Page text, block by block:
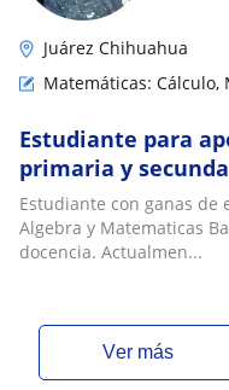
Juárez Chihuahua
Matemáticas: Cálculo,
Estudiante para
primaria y
Estudiante con ganas de
Algebra y Matematicas
docencia. Actualmen...
ver más